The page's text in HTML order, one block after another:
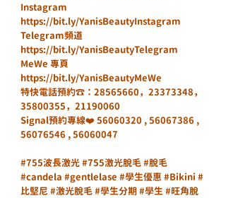
Instagram
https://bit.ly/YanisBeautyInstagram
Telegram頻道
https://bit.ly/YanisBeautyTelegram
MeWe 專頁
https://bit.ly/YanisBeautyMeWe
特快電話預約☎️：28565660，23373348，
35800355，21190060
Signal預約專線❤️ 56060320 , 56067386 ,
56076546 , 56060047
#755波長激光#755激光脫毛#脫毛
#candela #gentlelase #學生優惠 #Bikini #
比堅尼 #激光脫毛#學生分期#學生#旺角脫